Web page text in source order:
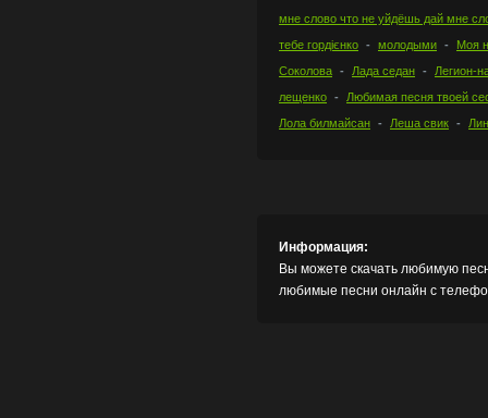
мне слово что не уйдёшь дай мне
тебе гордієнко
молодыми
Моя
Соколова
Лада седан
Легион-
лещенко
Любимая песня твоей
Лола билмайсан
Леша свик
Информация:
Вы можете скачать любимую
любимые песни онлайн с